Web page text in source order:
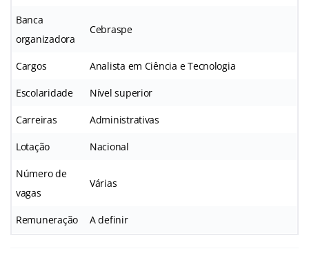
Banca
organizadora
Cebraspe
Cargos Analista em Ciência e Tecnologia
Escolaridade Nível superior
Carreiras Administrativas
Lotação Nacional
Número de
vagas
Várias
Remuneração A definir